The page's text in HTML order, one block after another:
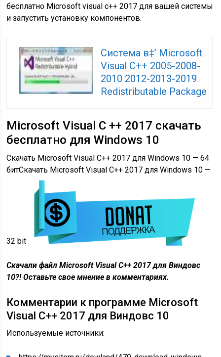
бесплатно Microsoft visual c++ 2017 для вашей системы
и запустить установку компонентов.
Система в‡’ Microsoft
Visual C++ 2005-2008-
2010 2012-2013-2019
Redistributable Package
Microsoft Visual C ++ 2017 скачать
бесплатно для Windows 10
Скачать Microsoft Visual C++ 2017 для Windows 10 — 64
битСкачать Microsoft Visual C++ 2017 для Windows 10 —
32 bit
Скачали файл Microsoft Visual C++ 2017 для Виндовс
10?! Оставьте свое мнение в комментариях.
Комментарии к программе Microsoft
Visual C++ 2017 для Виндовс 10
Используемые источники: